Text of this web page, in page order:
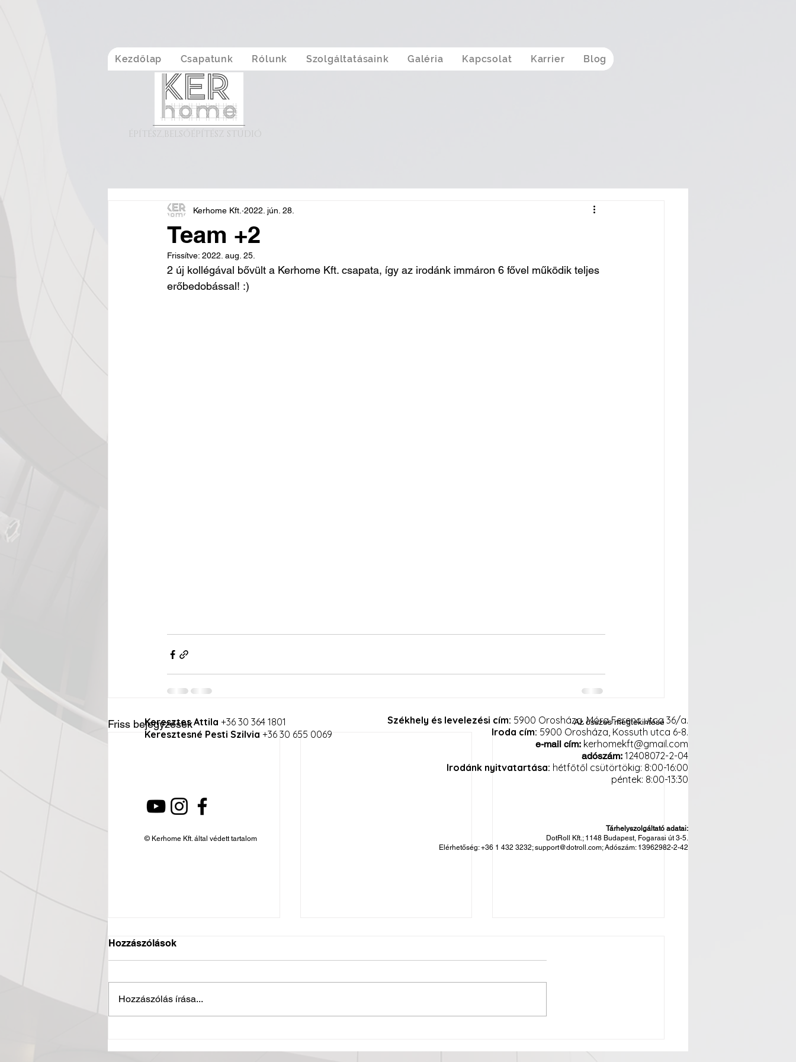
Kezdőlap Csapatunk Rólunk Szolgáltatásaink Galéria Kapcsolat Karrier Blog
ÉPÍTÉSZ,BELSŐÉPÍTÉSZ STÚDIÓ
Team +2
Kerhome Kft. 2022. jún. 28.
Frissítve: 2022. aug. 25.
2 új kollégával bővült a Kerhome Kft. csapata, így az irodánk immáron 6 fővel működik teljes
erőbedobással! :)
Friss bejegyzések Az összes megtekintése
Hozzászólások
Hozzászólás írása...
Keresztes Attila +36 30 364 1801
Keresztesné Pesti Szilvia +36 30 655 0069
Székhely és levelezési cím: 5900 Orosháza, Móra Ferenc utca 36/a.
Iroda cím: 5900 Orosháza, Kossuth utca 6-8.
e-mail cím: kerhomekft@gmail.com
adószám: 12408072-2-04
Irodánk nyitvatartása: hétfőtől csütörtökig: 8:00-16:00
péntek: 8:00-13:30
© Kerhome Kft. által védett tartalom
Tárhelyszolgáltató adatai:
DotRoll Kft.; 1148 Budapest, Fogarasi út 3-5.
Elérhetőség: +36 1 432 3232;support@dotroll.com; Adószám: 13962982-2-42